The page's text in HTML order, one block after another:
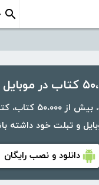
شما
با اپلیکیشن
و تبلت خود داشته
دانلود و نصب رایگان